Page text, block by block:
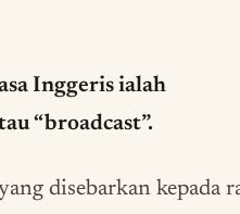
Inggeris ialah
“broadcast”.
disebarkan kepada